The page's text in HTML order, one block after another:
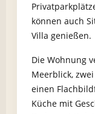
können auch
Villa genießen.
Die Wohnung
Meerblick,
einen
Küche mit